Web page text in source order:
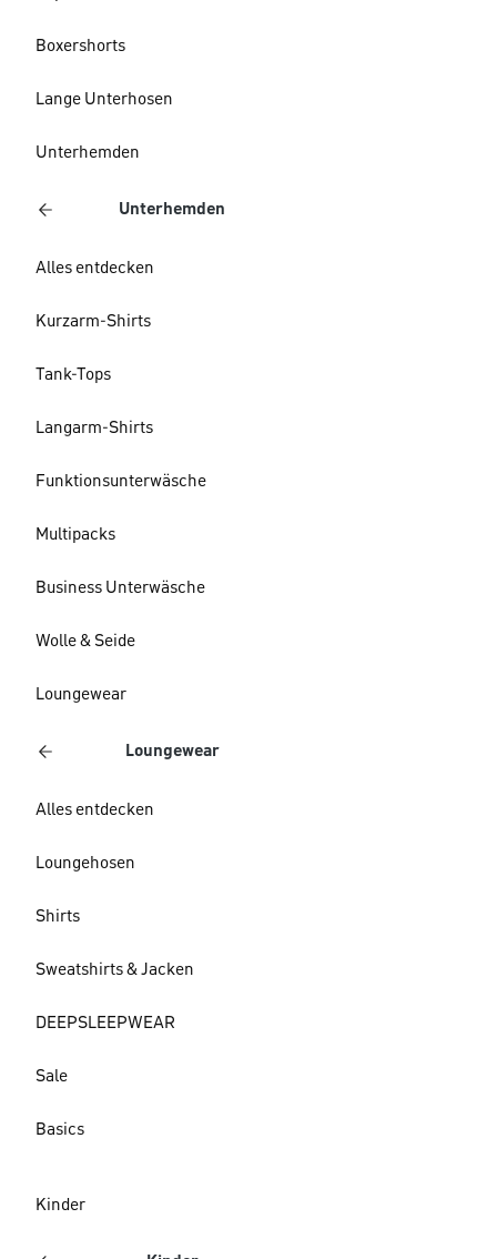
Boxershorts
Lange Unterhosen
Unterhemden
Unterhemden
Alles entdecken
Kurzarm-Shirts
Tank-Tops
Langarm-Shirts
Funktionsunterwäsche
Multipacks
Business Unterwäsche
Wolle & Seide
Loungewear
Loungewear
Alles entdecken
Loungehosen
Shirts
Sweatshirts & Jacken
DEEPSLEEPWEAR
Sale
Basics
Kinder